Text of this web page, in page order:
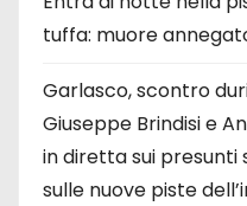
tuffa: muore
Garlasco, scontro
Giuseppe Brindisi e
in diretta sui presunti
sulle nuove piste